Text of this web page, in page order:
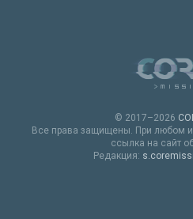
© 2017–2026
Все права защищены. При любом
ссылка на сайт
Редакция: